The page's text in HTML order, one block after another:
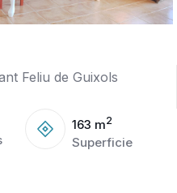
Feliu de Guixols
163 m2
Superficie